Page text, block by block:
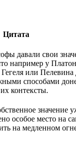
Цитата
давали свои
например у
Гегеля или
способами
контексты.
особое место на
на медленном